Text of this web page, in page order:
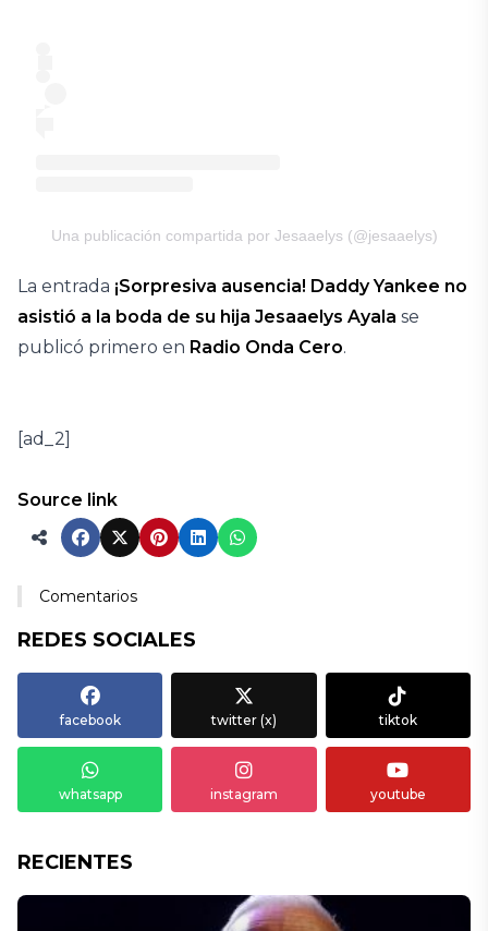
Una publicación compartida por Jesaaelys (@jesaaelys)
La entrada ¡Sorpresiva ausencia! Daddy Yankee no
asistió a la boda de su hija Jesaaelys Ayala se
publicó primero en Radio Onda Cero.
[ad_2]
Source link
Comentarios
REDES SOCIALES
facebook twitter (x) tiktok
whatsapp instagram youtube
RECIENTES